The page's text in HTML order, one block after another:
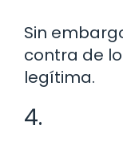
Sin
contra de
legítima.
4.